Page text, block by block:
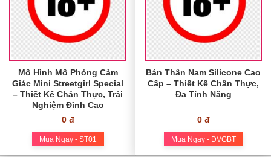
Mô Hình Mô Phỏng Cảm
Giác Mini Streetgirl Special
– Thiết Kế Chân Thực, Trải
Nghiệm Đỉnh Cao
0 đ
Mua Ngay - ST01
Bán Thân Nam Silicone Cao
Cấp – Thiết Kế Chân Thực,
Đa Tính Năng
0 đ
Mua Ngay - DVGBT